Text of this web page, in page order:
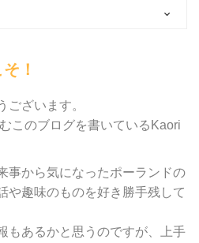
！
ございます。
このブログを書いているKaori
事から気になったポーランドの
や趣味のものを好き勝手残して
もあるかと思うのですが、上手